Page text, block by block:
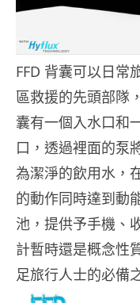
FFD 背囊可以日常
區救援的先頭部隊
囊有一個入水口和
口，透過裡面的泵
為潔淨的飲用水，
的動作同時達到動
池，提供予手機、
計暫時還是概念性
足旅行人士的必備